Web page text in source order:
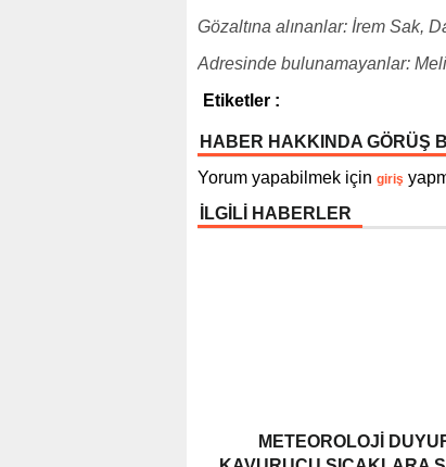
Gözaltına alınanlar: İrem Sak,
Adresinde bulunamayanlar:
Etiketler :
HABER HAKKINDA GÖRÜŞ
Yorum yapabilmek için giriş
İLGİLİ HABERLER
METEOROLOJI